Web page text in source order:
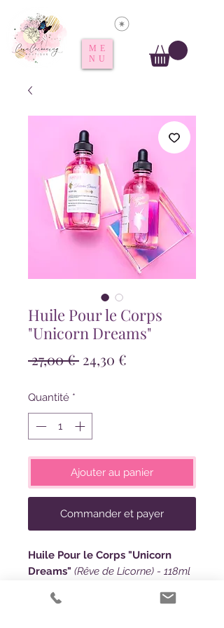
ME
NU
Huile Pour le Corps
"Unicorn Dreams"
27,00 € Prix
24,30 €
Quantité *
Ajouter au panier
Commander et payer
Huile Pour le Corps "Unicorn
Dreams" (Rêve de Licorne) - 118ml
barbe à papa rose et bleue, un